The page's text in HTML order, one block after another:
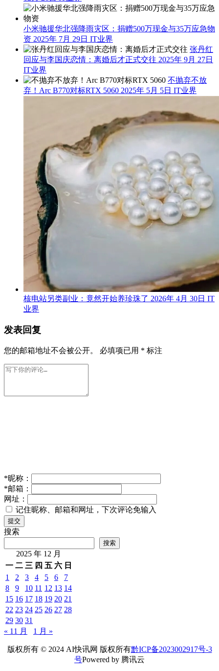
小米驰援华北强降雨灾区：捐赠500万现金与35万应急物
资 2025年 7月 29日 IT业界
张丹红
回应与李国庆恋情：离婚后才正式交往 2025年 9月 27日
IT业界
不抛弃不放
弃！Arc B770对标RTX 5060 2025年 5月 5日 IT业界
核电站另类副业：竟然开始养珍珠了 2026年 4月 30日 IT
业界
发表回复
您的邮箱地址不会被公开。 必填项已用 * 标注
*昵称：
*邮箱：
网址：
记住昵称、邮箱和网址，下次评论免输入
提交
搜索
搜索
2025 年 12 月
一 二 三 四 五 六 日
1
2 3 4 5 6
7
8
9 10 11 12 13 14
15 16 17 18 19 20 21
22 23 24 25 26 27 28
29 30 31
« 11 月
1 月 »
版权所有 © 2024 AI快讯网 版权所有黔ICP备2023002917号-3
号Powered by 腾讯云